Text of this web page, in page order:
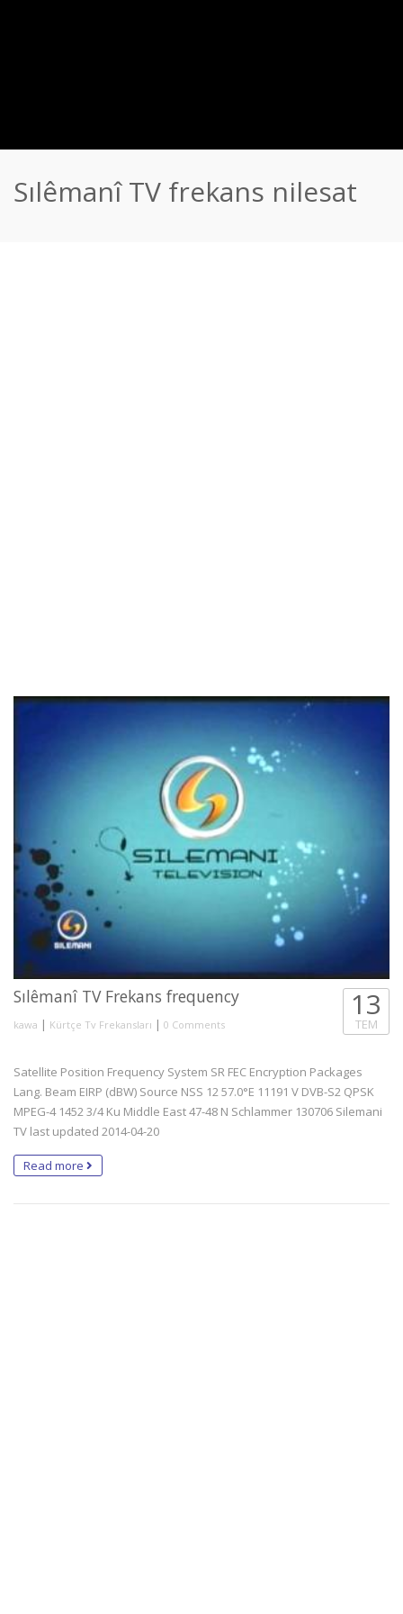
Sılêmanî TV frekans nilesat
Sılêmanî TV Frekans frequency
kawa | Kürtçe Tv Frekansları | 0 Comments
13
TEM
Satellite Position Frequency System SR FEC Encryption Packages
Lang. Beam EIRP (dBW) Source NSS 12 57.0°E 11191 V DVB-S2 QPSK
MPEG-4 1452 3/4 Ku Middle East 47-48 N Schlammer 130706 Silemani
TV last updated 2014-04-20
Read more